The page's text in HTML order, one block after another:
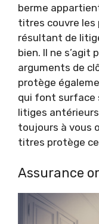
berme
titres couvre les
résultant de
bien. Il ne s’agit
arguments de
protège
qui font surface
litiges
toujours à vous
titres protège
Assurance